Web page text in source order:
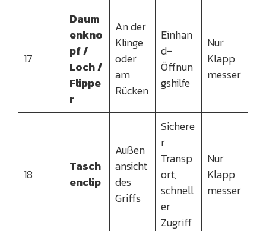
17
Daum
enkno
pf /
Loch /
Flippe
r
An der
Klinge
oder
am
Rücken
Einhan
d-
Öffnun
gshilfe
Nur
Klapp
messer
18
Tasch
enclip
Außen
ansicht
des
Griffs
Sichere
r
Transp
ort,
schnell
er
Zugriff
Nur
Klapp
messer